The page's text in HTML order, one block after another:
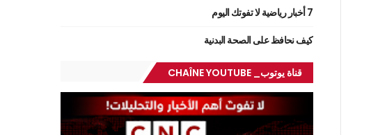
7 أخبار رياضية لا تفوتك اليوم
كيف نحافظ على الصحة البدنية
قناة يوتوب_ CHAÎNE YOUTUBE